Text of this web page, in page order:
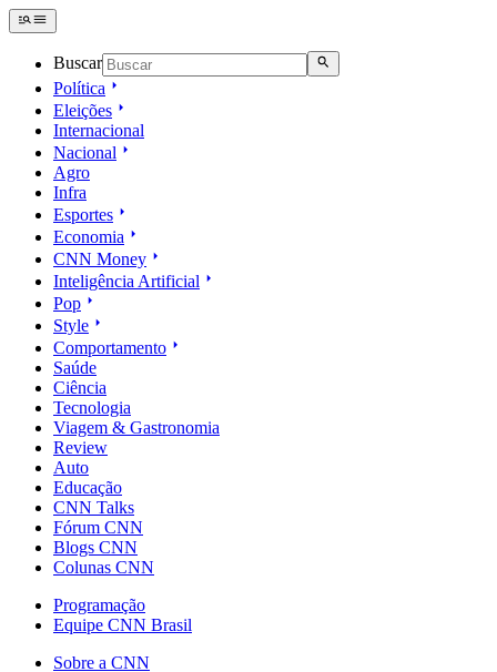
Buscar
Política
Eleições
Internacional
Nacional
Agro
Infra
Esportes
Economia
CNN Money
Inteligência Artificial
Pop
Style
Comportamento
Saúde
Ciência
Tecnologia
Viagem & Gastronomia
Review
Auto
Educação
CNN Talks
Fórum CNN
Blogs CNN
Colunas CNN
Programação
Equipe CNN Brasil
Sobre a CNN